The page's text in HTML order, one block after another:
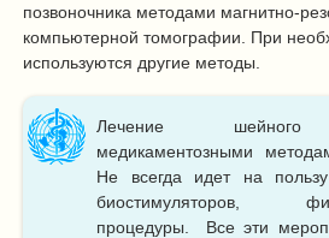
позвоночника методами магнитно-
компьютерной томографии. При
используются другие методы.
Лечение шейного
медикаментозными
Не всегда идет на
биостимуляторов,
процедуры. Все эти